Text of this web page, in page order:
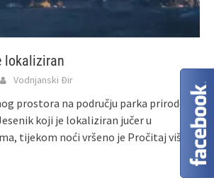
lokaliziran
Vodnjanski Đir
prostora na području parka prirode
koji je lokaliziran jučer u
tijekom noći vršeno je Pročitaj više ...